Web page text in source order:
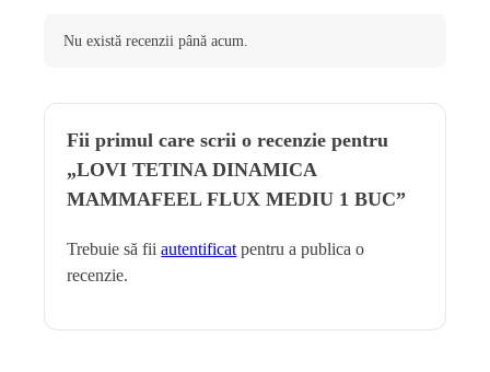
Nu există recenzii până acum.
Fii primul care scrii o recenzie pentru
„LOVI TETINA DINAMICA
MAMMAFEEL FLUX MEDIU 1 BUC”
Trebuie să fiiautentificatpentru a publica o
recenzie.